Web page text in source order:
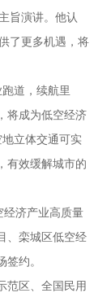
旨演讲。他认
了更多机遇，将
道，续航里
将成为低空经济
立体交通可实
有效缓解城市的
济产业高质量
、栾城区低空经
约。
区、全国民用